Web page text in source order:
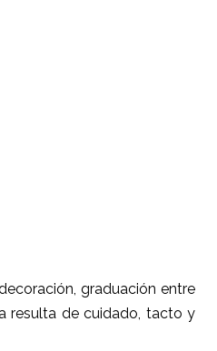
graduación entre
resulta de cuidado, tacto y